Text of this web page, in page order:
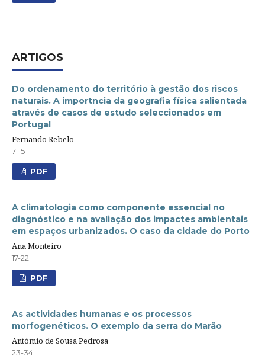
ARTIGOS
Do ordenamento do território à gestão dos riscos
naturais. A importncia da geografia física salientada
através de casos de estudo seleccionados em
Portugal
Fernando Rebelo
7-15
PDF
A climatologia como componente essencial no
diagnóstico e na avaliação dos impactes ambientais
em espaços urbanizados. O caso da cidade do Porto
Ana Monteiro
17-22
PDF
As actividades humanas e os processos
morfogenéticos. O exemplo da serra do Marão
Antómio de Sousa Pedrosa
23-34